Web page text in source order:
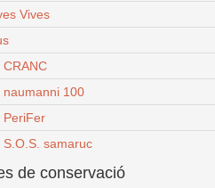
Vives
CRANC
naumanni 100
PeriFer
S.O.S. samaruc
de conservació